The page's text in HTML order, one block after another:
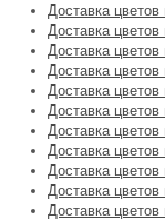
Доставка
Доставка
Доставка цветов
Доставка цветов
Доставка
Доставка
Доставка
Доставка
Доставка
Доставка
Доставка